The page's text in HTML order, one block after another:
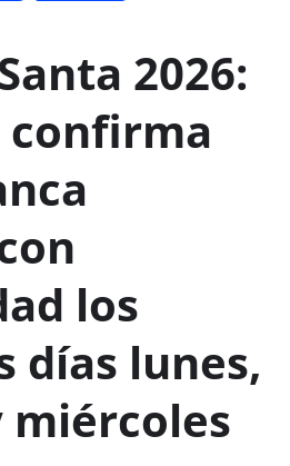
2026:
confirma
los
días lunes,
miércoles